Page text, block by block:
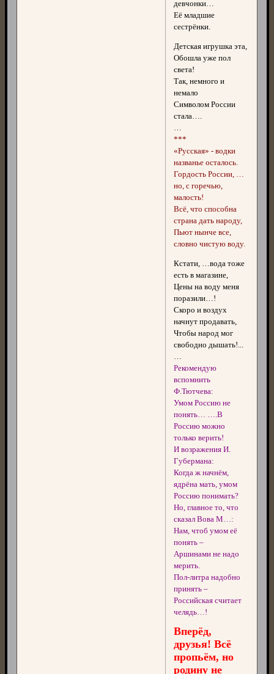
девчонки…
Её младшие
сестрёнки.
Детская игрушка эта,
Обошла уже пол
света!
Так, немного и
немало
Символом России
стала….
***
«Русская» - водки
названье осталось.
Гордость России, …
но, с горечью,
малость!
Всё, что способна
страна дать народу,
Пьют нынче все,
словно чистую воду.
Кстати, …вода тоже
есть в магазине,
Цены на воду меня
поразили…!
Скоро и воздух
начнут продавать,
Чтобы народ мог
свободно дышать!...
Рекомендую
вспомнить
Ф.Тютчева:
Умом Россию не
понять… ….В
Россию можно
только верить!
И возражения И.
Губермана:
Когда ж начнём,
ядрёна мать, умом
Россию понимать?
Но, главное то, что
сказал Вова М…:
Нам, чтоб умом её
понять –
Аршинами не надо
мерить.
Пол-литра надобно
принять –
Российская считает
челядь…!
Вперёд,
друзья! Всё
пропьём, но
родину не